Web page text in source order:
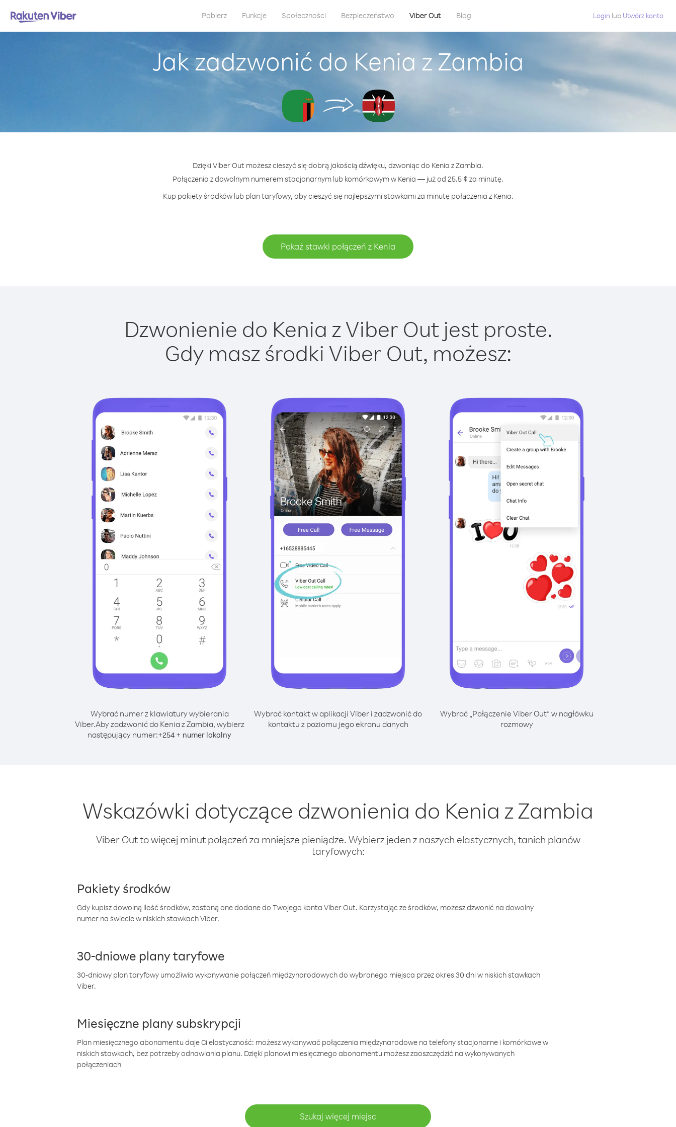
Pobierz Funkcje Społeczności Bezpieczeństwo Viber Out Blog Login lub Utwórz konto
Jak zadzwonić do Kenia z Zambia
Dzięki Viber Out możesz cieszyć się dobrą jakością dźwięku, dzwoniąc do Kenia z Zambia.
Połączenia z dowolnym numerem stacjonarnym lub komórkowym w Kenia — już od 25.5 ¢ za minutę.
Kup pakiety środków lub plan taryfowy, aby cieszyć się najlepszymi stawkami za minutę połączenia z Kenia.
Pokaż stawki połączeń z Kenia
Dzwonienie do Kenia z Viber Out jest proste.
Gdy masz środki Viber Out, możesz:
Wybrać numer z klawiatury wybierania
Viber.Aby zadzwonić do Kenia z Zambia, wybierz
następujący numer:+254 + numer lokalny
Wybrać kontakt w aplikacji Viber i zadzwonić do
kontaktu z poziomu jego ekranu danych
Wybrać „Połączenie Viber Out” w nagłówku
rozmowy
Wskazówki dotyczące dzwonienia do Kenia z Zambia
Viber Out to więcej minut połączeń za mniejsze pieniądze. Wybierz jeden z naszych elastycznych, tanich planów
taryfowych:
Pakiety środków
Gdy kupisz dowolną ilość środków, zostaną one dodane do Twojego konta Viber Out. Korzystając ze środków, możesz dzwonić na dowolny
numer na świecie w niskich stawkach Viber.
30-dniowe plany taryfowe
30-dniowy plan taryfowy umożliwia wykonywanie połączeń międzynarodowych do wybranego miejsca przez okres 30 dni w niskich stawkach
Viber.
Miesięczne plany subskrypcji
Plan miesięcznego abonamentu daje Ci elastyczność: możesz wykonywać połączenia międzynarodowe na telefony stacjonarne i komórkowe w
niskich stawkach, bez potrzeby odnawiania planu. Dzięki planowi miesięcznego abonamentu możesz zaoszczędzić na wykonywanych
połączeniach
Szukaj więcej miejsc